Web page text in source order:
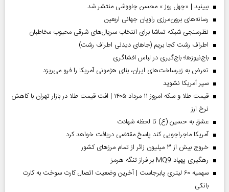
ببینید | «چهل روز » محسن چاووشی منتشر شد
رسانه‌های برون‌مرزی راویان جهانی اربعین
نظرسنجی شبکه تماشا برای انتخاب سریال‌های شرقی محبوب مخاطبان
اطراف رشت کجا بریم (جاهای دیدنی اطراف رشت)
باج‌نیوزها؛ باج‌گیری در لباس افشاگری
تعرض به زیرساخت‌های ایران، بنای هژمونی آمریکا را فرو می‌ریزد
سپر آمریکا نشوید
قیمت طلا و سکه امروز ۱۱ مرداد ۱۴۰۵ | افت قیمت طلا در بازار تهران با کاهش
نرخ ارز
عشق به حسین (ع) تا لحظه شهادت
آمریکا ماجراجویی کند پاسخ مقتضی دریافت خواهد کرد
خروج بیش از ۳ میلیون زائر از تمام مرز‌های کشور
رهگیری پهپاد MQ9 بر فراز تنگه هرمز
سهمیه ۶۰ لیتری پابرجاست | آخرین وضعیت اتصال کارت سوخت به کارت
بانکی